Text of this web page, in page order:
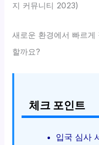
지 커뮤니티 2023)
새로운 환경에서 빠르
할까요?
체크 포인트
입국 심사